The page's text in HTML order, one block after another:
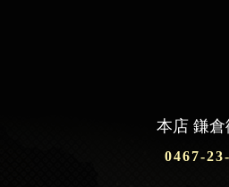
本店 鎌倉
0467-